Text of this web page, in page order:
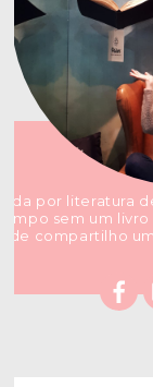
por literatura
sem um livro
compartilho